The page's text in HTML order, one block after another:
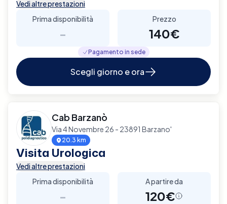
Vedi altre prestazioni
Prima disponibilità
-
Prezzo
140€
Pagamento in sede
Scegli giorno e ora
Cab Barzanò
Via 4 Novembre 26 - 23891 Barzano'
20.3 km
Visita Urologica
Vedi altre prestazioni
Prima disponibilità
-
A partire da
120€